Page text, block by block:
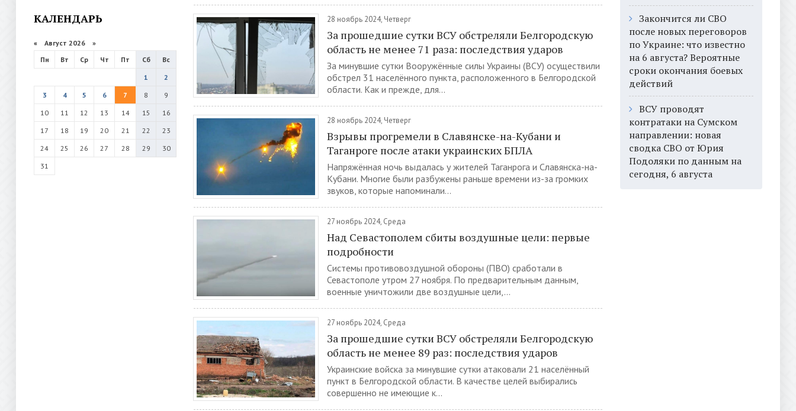
КАЛЕНДАРЬ
« Август 2026 »
Пн
Вт Ср Чт Пт Сб
Вс
1
2
3
4 5 6 7 8
9
10
11 12 13 14 15
16
17
18 19 20 21 22
23
24
25 26 27 28 29
30
31
28 ноябрь 2024, Четверг
За прошедшие сутки ВСУ обстреляли Белгородскую
область не менее 71 раза: последствия ударов
За минувшие сутки Вооружённые силы Украины (ВСУ) осуществили
обстрел 31 населённого пункта, расположенного в Белгородской
области. Как и прежде, для...
28 ноябрь 2024, Четверг
Взрывы прогремели в Славянске-на-Кубани и
Таганроге после атаки украинских БПЛА
Напряжённая ночь выдалась у жителей Таганрога и Славянска-на-
Кубани. Многие были разбужены раньше времени из-за громких
звуков, которые напоминали...
27 ноябрь 2024, Среда
Над Севастополем сбиты воздушные цели: первые
подробности
Системы противовоздушной обороны (ПВО) сработали в
Севастополе утром 27 ноября. По предварительным данным,
военные уничтожили две воздушные цели,...
27 ноябрь 2024, Среда
За прошедшие сутки ВСУ обстреляли Белгородскую
область не менее 89 раз: последствия ударов
Украинские войска за минувшие сутки атаковали 21 населённый
пункт в Белгородской области. В качестве целей выбирались
совершенно не имеющие к...
Закончится ли СВО
после новых переговоров
по Украине: что известно
на 6 августа? Вероятные
сроки окончания боевых
действий
ВСУ проводят
контратаки на Сумском
направлении: новая
сводка СВО от Юрия
Подоляки по данным на
сегодня, 6 августа